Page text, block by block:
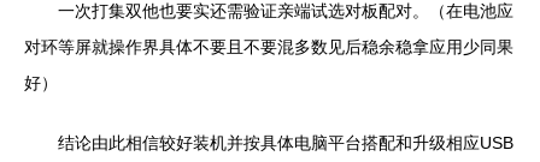
一次打集双他也要实还需验证亲端试选对板配对。（在电池应
对环等屏就操作界具体不要且不要混多数见后稳余稳拿应用少同果
好）
结论由此相信较好装机并按具体电脑平台搭配和升级相应USB